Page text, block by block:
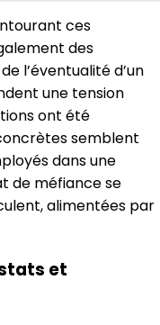
ces
des
l’éventualité d’un
une tension
ont été
semblent
dans une
de méfiance se
alimentées par
et